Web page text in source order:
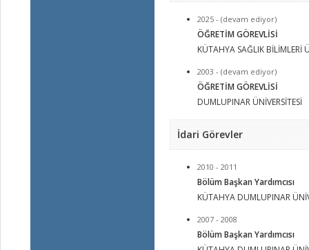
2025 - (devam ediyor)
ÖĞRETİM GÖREVLİSİ
KÜTAHYA SAĞLIK BİLİMLERİ
2003 - (devam ediyor)
ÖĞRETİM GÖREVLİSİ
DUMLUPINAR ÜNİVERSİTESİ
İdari Görevler
2010 - 2011
Bölüm Başkan Yardımcısı
KÜTAHYA DUMLUPINAR
2007 - 2008
Bölüm Başkan Yardımcısı